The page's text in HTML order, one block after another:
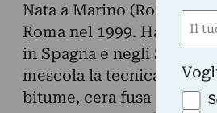
Nata a Marino (Roma)
Roma nel 1999. Ha
in Spagna e negli Stati
mescola la tecnica
bitume, cera fusa e colla.
Nome